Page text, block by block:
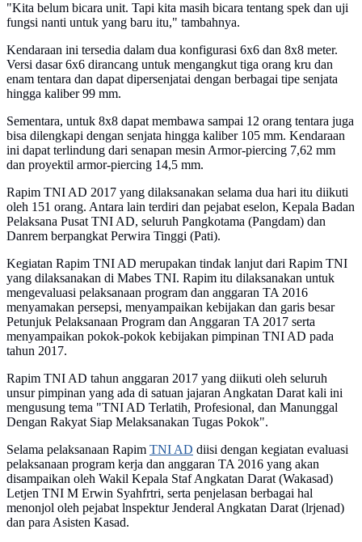
"Kita belum bicara unit. Tapi kita masih bicara tentang spek dan uji
fungsi nanti untuk yang baru itu," tambahnya.
Kendaraan ini tersedia dalam dua konfigurasi 6x6 dan 8x8 meter.
Versi dasar 6x6 dirancang untuk mengangkut tiga orang kru dan
enam tentara dan dapat dipersenjatai dengan berbagai tipe senjata
hingga kaliber 99 mm.
Sementara, untuk 8x8 dapat membawa sampai 12 orang tentara juga
bisa dilengkapi dengan senjata hingga kaliber 105 mm. Kendaraan
ini dapat terlindung dari senapan mesin Armor-piercing 7,62 mm
dan proyektil armor-piercing 14,5 mm.
Rapim TNI AD 2017 yang dilaksanakan selama dua hari itu diikuti
oleh 151 orang. Antara lain terdiri dan pejabat eselon, Kepala Badan
Pelaksana Pusat TNI AD, seluruh Pangkotama (Pangdam) dan
Danrem berpangkat Perwira Tinggi (Pati).
Kegiatan Rapim TNI AD merupakan tindak lanjut dari Rapim TNI
yang dilaksanakan di Mabes TNI. Rapim itu dilaksanakan untuk
mengevaluasi pelaksanaan program dan anggaran TA 2016
menyamakan persepsi, menyampaikan kebijakan dan garis besar
Petunjuk Pelaksanaan Program dan Anggaran TA 2017 serta
menyampaikan pokok-pokok kebijakan pimpinan TNI AD pada
tahun 2017.
Rapim TNI AD tahun anggaran 2017 yang diikuti oleh seluruh
unsur pimpinan yang ada di satuan jajaran Angkatan Darat kali ini
mengusung tema "TNI AD Terlatih, Profesional, dan Manunggal
Dengan Rakyat Siap Melaksanakan Tugas Pokok".
Selama pelaksanaan Rapim TNI AD diisi dengan kegiatan evaluasi
pelaksanaan program kerja dan anggaran TA 2016 yang akan
disampaikan oleh Wakil Kepala Staf Angkatan Darat (Wakasad)
Letjen TNI M Erwin Syahfrtri, serta penjelasan berbagai hal
menonjol oleh pejabat lnspektur Jenderal Angkatan Darat (lrjenad)
dan para Asisten Kasad.